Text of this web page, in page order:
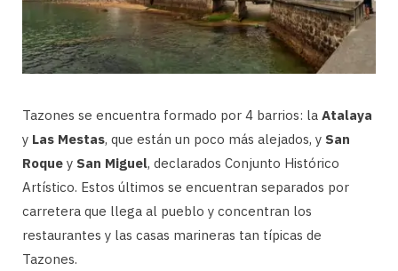
Tazones se encuentra formado por 4 barrios: la Atalaya
y Las Mestas, que están un poco más alejados, y San
Roque y San Miguel, declarados Conjunto Histórico
Artístico. Estos últimos se encuentran separados por
carretera que llega al pueblo y concentran los
restaurantes y las casas marineras tan típicas de
Tazones.